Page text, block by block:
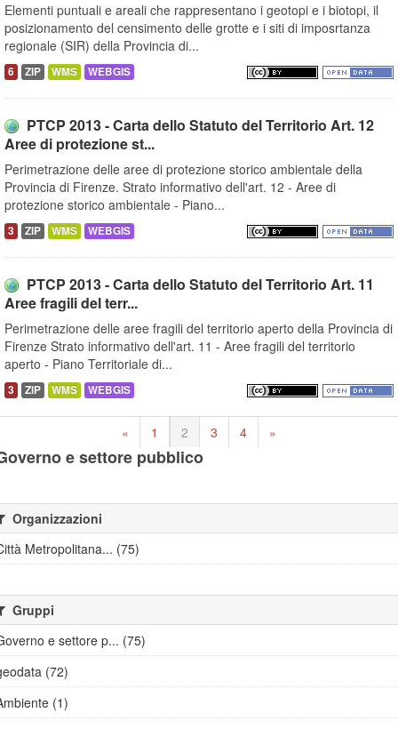
Elementi puntuali e areali che rappresentano i geotopi e i biotopi, il
posizionamento del censimento delle grotte e i siti di imposrtanza
regionale (SIR) della Provincia di...
6 ZIP WMS WEBGIS
PTCP 2013 - Carta dello Statuto del Territorio Art. 12
Aree di protezione st...
Perimetrazione delle aree di protezione storico ambientale della
Provincia di Firenze. Strato informativo dell'art. 12 - Aree di
protezione storico ambientale - Piano...
3 ZIP WMS WEBGIS
PTCP 2013 - Carta dello Statuto del Territorio Art. 11
Aree fragili del terr...
Perimetrazione delle aree fragili del territorio aperto della Provincia di
Firenze Strato informativo dell'art. 11 - Aree fragili del territorio
aperto - Piano Territoriale di...
3 ZIP WMS WEBGIS
« 1 2 3 4 »
e settore pubblico
Organizzazioni
Metropolitana... (75)
Gruppi
e settore p... (75)
(72)
(1)